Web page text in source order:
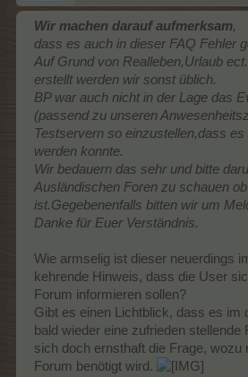
Wir machen darauf aufmerksam,
dass es auch in dieser FAQ Fehler
Auf Grund von Realleben,Urlaub
erstellt werden wir sonst üblich.
BP war auch nicht in der Lage das
(passend zu unseren
Testservern so einzustellen,dass es
werden konnte.
Wir bedauern das sehr und bitte
Ausländischen Foren zu schauen
ist.Gegebenenfalls bitten wir um
Danke für Euer Verständnis.
Wie armselig ist dieser neuerdings
kehrende Hinweis, dass die User
Forum informieren sollen?
Gibt es einen Lichtblick, dass es im
bald wieder eine zufrieden stellende
sich doch ernsthaft die Frage, wozu
Forum benötigt wird.